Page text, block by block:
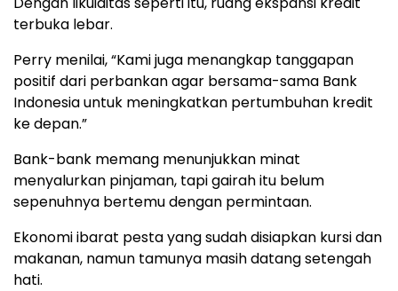
terbuka lebar.
Perry menilai, “Kami juga menangkap tanggapan
positif dari perbankan agar bersama-sama Bank
Indonesia untuk meningkatkan pertumbuhan kredit
ke depan.”
Bank-bank memang menunjukkan minat
menyalurkan pinjaman, tapi gairah itu belum
sepenuhnya bertemu dengan permintaan.
Ekonomi ibarat pesta yang sudah disiapkan kursi dan
makanan, namun tamunya masih datang setengah
hati.